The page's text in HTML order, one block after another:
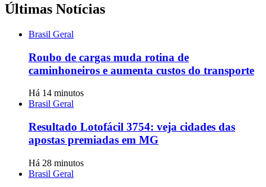
Últimas Notícias
Brasil Geral
Roubo de cargas muda rotina de
caminhoneiros e aumenta custos do transporte
Há 14 minutos
Brasil Geral
Resultado Lotofácil 3754: veja cidades das
apostas premiadas em MG
Há 28 minutos
Brasil Geral